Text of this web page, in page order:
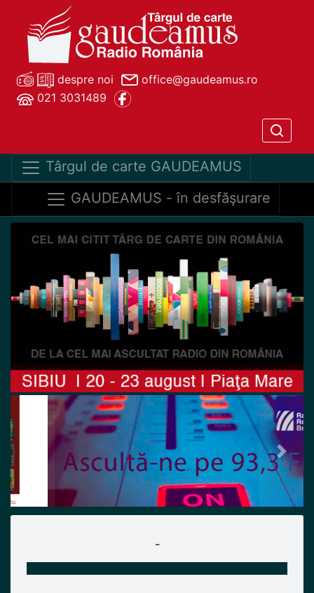
despre noi
office@gaudeamus.ro
021 3031489
Târgul de carte GAUDEAMUS
GAUDEAMUS - în desfăşurare
Previous Next
-